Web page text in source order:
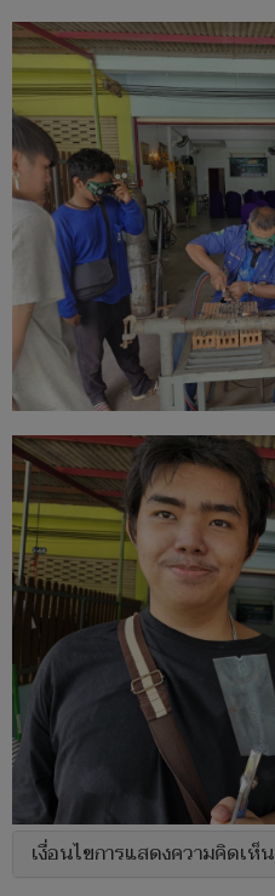
เงื่อนไขการแสดงความคิดเห็น